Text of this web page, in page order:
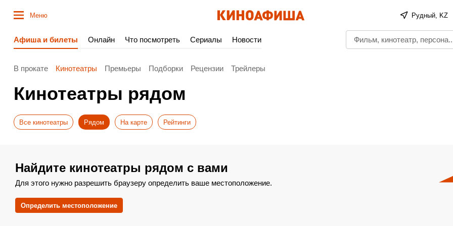
Меню Рудный, KZ
Афиша и билеты Онлайн Что посмотреть Сериалы Новости
В прокате Кинотеатры Премьеры Подборки Рецензии Трейлеры
Кинотеатры рядом
Все кинотеатры Рядом На карте Рейтинги
Найдите кинотеатры рядом с вами
Для этого нужно разрешить браузеру определить ваше местоположение.
Определить местоположение